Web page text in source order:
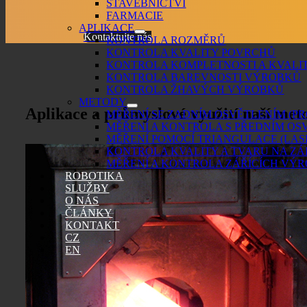
STAVEBNICTVÍ
FARMACIE
APLIKACE
KONTROLA ROZMĚRŮ
KONTROLA KVALITY POVRCHŮ
KONTROLA KOMPLETNOSTI A
KONTROLA BAREVNOSTI VÝROBKŮ
KONTROLA ŽHAVÝCH VÝROBKŮ
METODY
MĚŘENÍ SE ZADNÍM OSVĚTLENÍM
MĚŘENÍ A KONTROLA S PŘEDNÍM
MĚŘENÍ POMOCÍ TRIANGULACE
KONTROLA KVALITY A TVARU NA
MĚŘENÍ A KONTROLA ZÁŘÍCÍCH
ROBOTIKA
SLUŽBY
O NÁS
ČLÁNKY
KONTAKT
CZ
EN
Kontaktujte nás
Aplikace a průmyslové využití naší